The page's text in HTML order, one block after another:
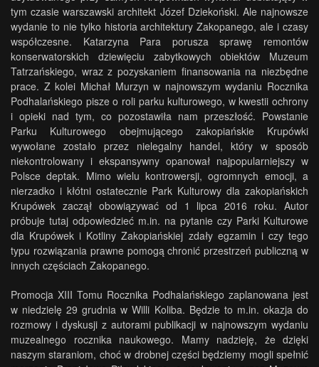
tym czasie warszawski architekt Józef Dziekoński. Ale najnowsze
wydanie to nie tylko historia architektury Zakopanego, ale i czasy
współczesne. Katarzyna Para porusza sprawę remontów
konserwatorskich dziewięciu zabytkowych obiektów Muzeum
Tatrzańskiego, wraz z pozyskaniem finansowania na niezbędne
prace. Z kolei Michał Murzyn w najnowszym wydaniu Rocznika
Podhalańskiego pisze o roli parku kulturowego, w kwestii ochrony
i opieki nad tym, co pozostawiła nam przeszłość. Powstanie
Parku Kulturowego obejmującego zakopiańskie Krupówki
wywołane zostało przez nielegalny handel, który w sposób
niekontrolowany i ekspansywny opanował najpopularniejszy w
Polsce deptak. Mimo wielu kontrowersji, ogromnych emocji, a
nierzadko i kłótni ostatecznie Park Kulturowy dla zakopiańskich
Krupówek zaczął obowiązywać od 1 lipca 2016 roku. Autor
próbuje tutaj odpowiedzieć m.in. na pytanie czy Parki Kulturowe
dla Krupówek i Kotliny Zakopiańskiej zdały egzamin i czy tego
typu rozwiązania prawne pomogą chronić przestrzeń publiczną w
innych częściach Zakopanego.
Promocja XIII Tomu Rocznika Podhalańskiego zaplanowana jest
w niedzielę 29 grudnia w Willi Koliba. Będzie to m.in. okazja do
rozmowy i dyskusji z autorami publikacji w najnowszym wydaniu
muzealnego rocznika naukowego. Mamy nadzieję, że dzięki
naszym staraniom, choć w drobnej części będziemy mogli spełnić